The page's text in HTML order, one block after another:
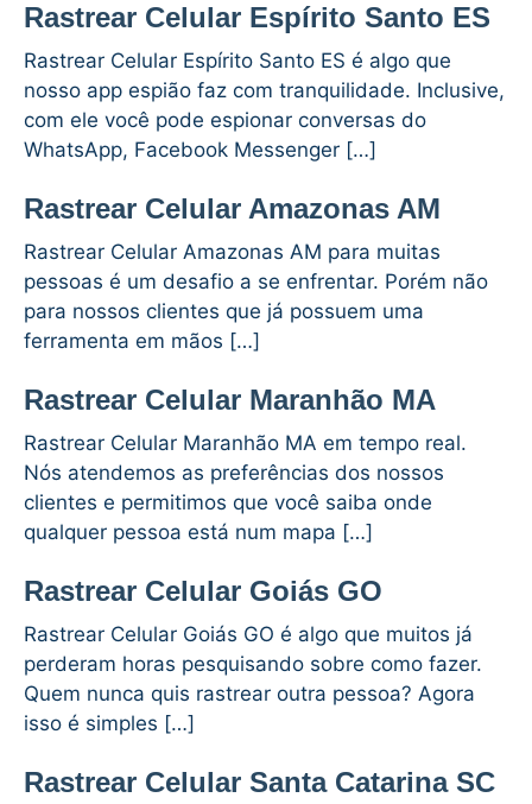
Rastrear Celular Espírito Santo ES
Rastrear Celular Espírito Santo ES é algo que
nosso app espião faz com tranquilidade. Inclusive,
com ele você pode espionar conversas do
WhatsApp, Facebook Messenger […]
Rastrear Celular Amazonas AM
Rastrear Celular Amazonas AM para muitas
pessoas é um desafio a se enfrentar. Porém não
para nossos clientes que já possuem uma
ferramenta em mãos […]
Rastrear Celular Maranhão MA
Rastrear Celular Maranhão MA em tempo real.
Nós atendemos as preferências dos nossos
clientes e permitimos que você saiba onde
qualquer pessoa está num mapa […]
Rastrear Celular Goiás GO
Rastrear Celular Goiás GO é algo que muitos já
perderam horas pesquisando sobre como fazer.
Quem nunca quis rastrear outra pessoa? Agora
isso é simples […]
Rastrear Celular Santa Catarina SC